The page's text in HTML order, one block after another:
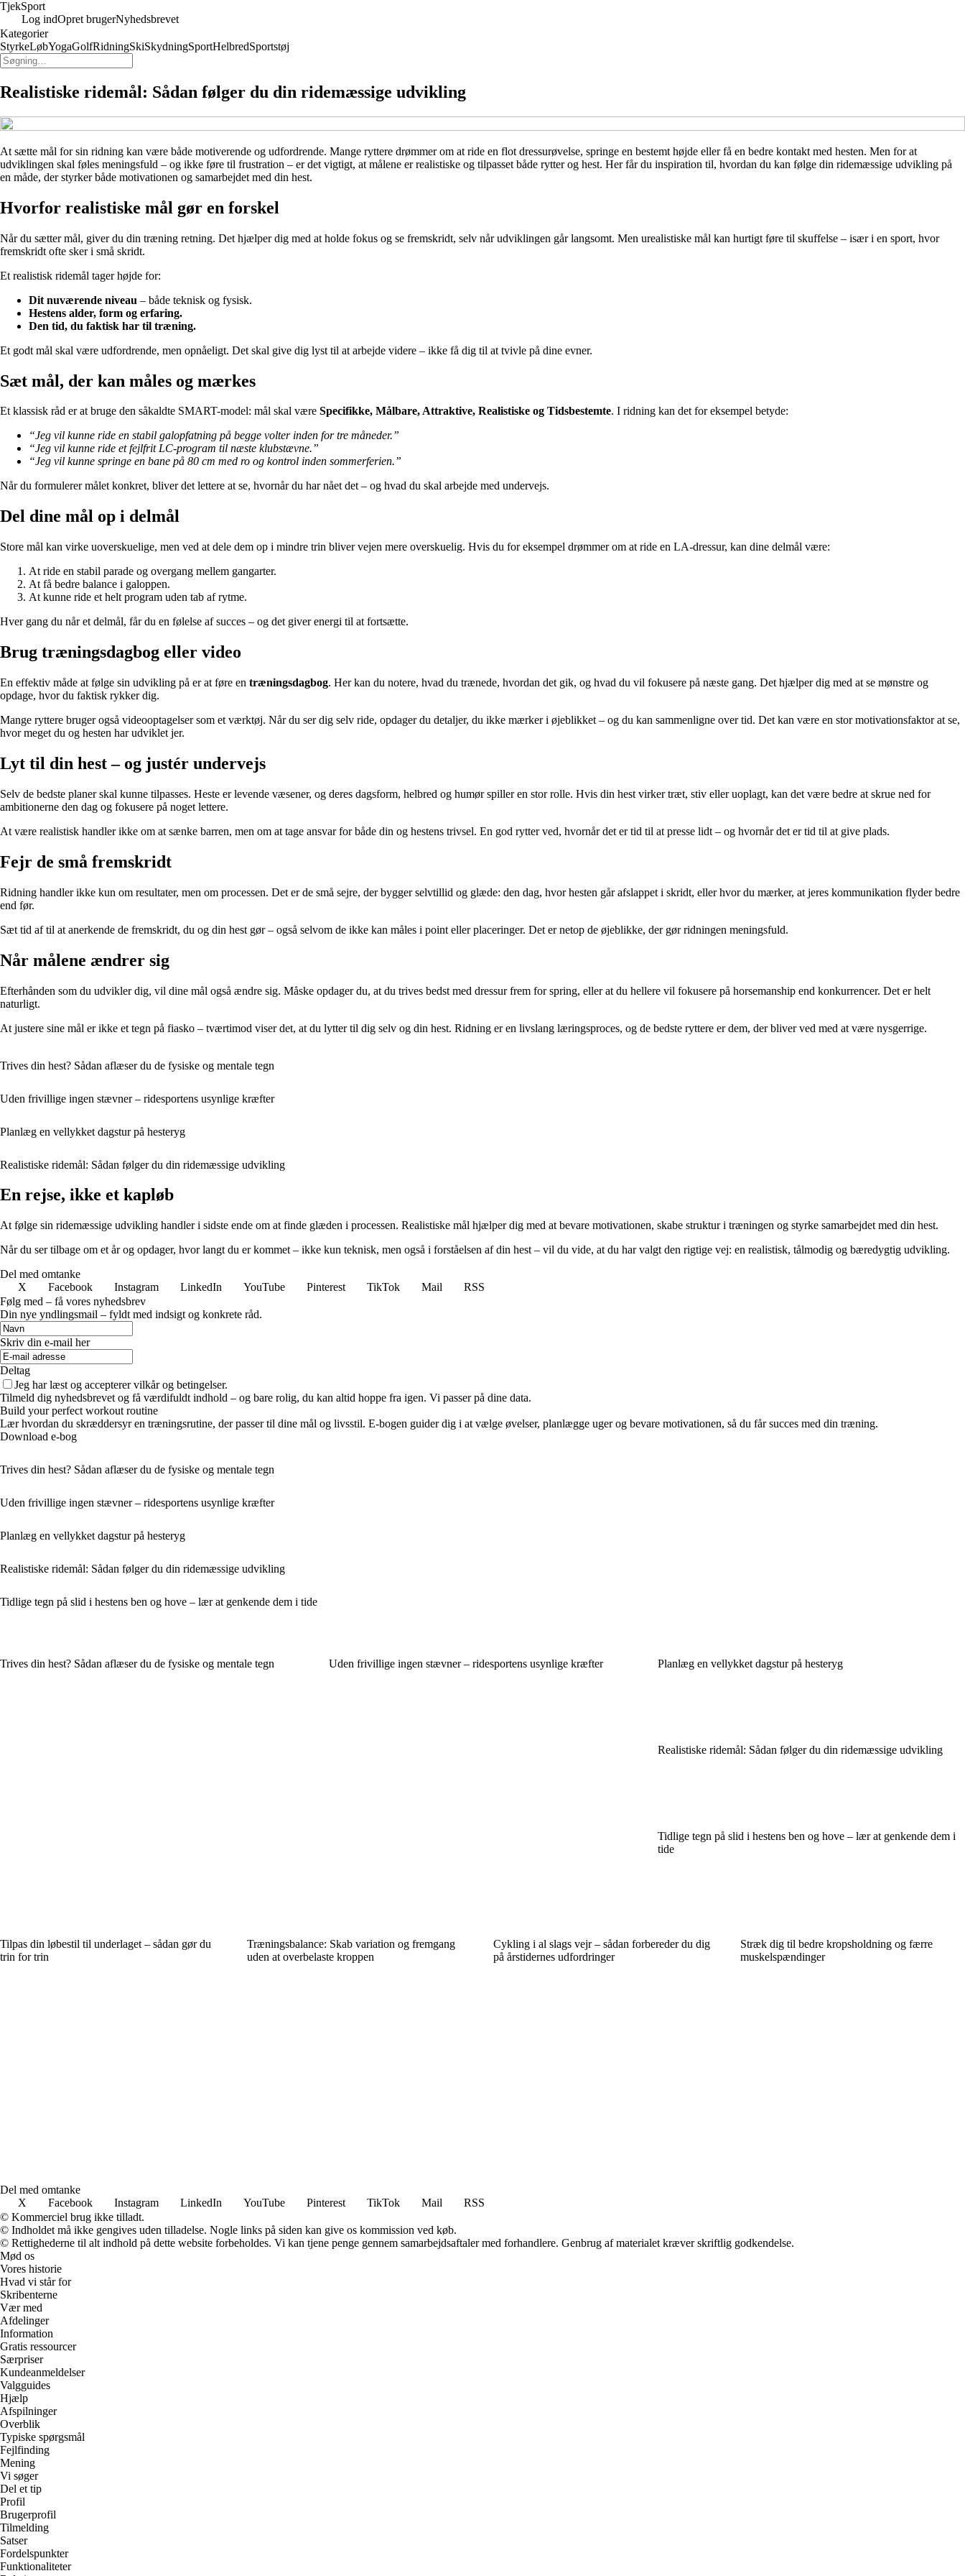
TjekSport
Log indOpret brugerNyhedsbrevet
Kategorier
StyrkeLøbYogaGolfRidningSkiSkydningSportHelbredSportstøj
Realistiske ridemål: Sådan følger du din ridemæssige udvikling
At sætte mål for sin ridning kan være både motiverende og udfordrende. Mange ryttere drømmer om at ride en flot dressurøvelse, springe en bestemt højde eller få en bedre kontakt med hesten. Men for at
udviklingen skal føles meningsfuld – og ikke føre til frustration – er det vigtigt, at målene er realistiske og tilpasset både rytter og hest. Her får du inspiration til, hvordan du kan følge din ridemæssige udvikling på
en måde, der styrker både motivationen og samarbejdet med din hest.
Hvorfor realistiske mål gør en forskel
Når du sætter mål, giver du din træning retning. Det hjælper dig med at holde fokus og se fremskridt, selv når udviklingen går langsomt. Men urealistiske mål kan hurtigt føre til skuffelse – især i en sport, hvor
fremskridt ofte sker i små skridt.
Et realistisk ridemål tager højde for:
Dit nuværende niveau – både teknisk og fysisk.
Hestens alder, form og erfaring.
Den tid, du faktisk har til træning.
Et godt mål skal være udfordrende, men opnåeligt. Det skal give dig lyst til at arbejde videre – ikke få dig til at tvivle på dine evner.
Sæt mål, der kan måles og mærkes
Et klassisk råd er at bruge den såkaldte SMART-model: mål skal være Specifikke, Målbare, Attraktive, Realistiske og Tidsbestemte. I ridning kan det for eksempel betyde:
“Jeg vil kunne ride en stabil galopfatning på begge volter inden for tre måneder.”
“Jeg vil kunne ride et fejlfrit LC-program til næste klubstævne.”
“Jeg vil kunne springe en bane på 80 cm med ro og kontrol inden sommerferien.”
Når du formulerer målet konkret, bliver det lettere at se, hvornår du har nået det – og hvad du skal arbejde med undervejs.
Del dine mål op i delmål
Store mål kan virke uoverskuelige, men ved at dele dem op i mindre trin bliver vejen mere overskuelig. Hvis du for eksempel drømmer om at ride en LA-dressur, kan dine delmål være:
At ride en stabil parade og overgang mellem gangarter.
At få bedre balance i galoppen.
At kunne ride et helt program uden tab af rytme.
Hver gang du når et delmål, får du en følelse af succes – og det giver energi til at fortsætte.
Brug træningsdagbog eller video
En effektiv måde at følge sin udvikling på er at føre en træningsdagbog. Her kan du notere, hvad du trænede, hvordan det gik, og hvad du vil fokusere på næste gang. Det hjælper dig med at se mønstre og
opdage, hvor du faktisk rykker dig.
Mange ryttere bruger også videooptagelser som et værktøj. Når du ser dig selv ride, opdager du detaljer, du ikke mærker i øjeblikket – og du kan sammenligne over tid. Det kan være en stor motivationsfaktor at se,
hvor meget du og hesten har udviklet jer.
Lyt til din hest – og justér undervejs
Selv de bedste planer skal kunne tilpasses. Heste er levende væsener, og deres dagsform, helbred og humør spiller en stor rolle. Hvis din hest virker træt, stiv eller uoplagt, kan det være bedre at skrue ned for
ambitionerne den dag og fokusere på noget lettere.
At være realistisk handler ikke om at sænke barren, men om at tage ansvar for både din og hestens trivsel. En god rytter ved, hvornår det er tid til at presse lidt – og hvornår det er tid til at give plads.
Fejr de små fremskridt
Ridning handler ikke kun om resultater, men om processen. Det er de små sejre, der bygger selvtillid og glæde: den dag, hvor hesten går afslappet i skridt, eller hvor du mærker, at jeres kommunikation flyder bedre
end før.
Sæt tid af til at anerkende de fremskridt, du og din hest gør – også selvom de ikke kan måles i point eller placeringer. Det er netop de øjeblikke, der gør ridningen meningsfuld.
Når målene ændrer sig
Efterhånden som du udvikler dig, vil dine mål også ændre sig. Måske opdager du, at du trives bedst med dressur frem for spring, eller at du hellere vil fokusere på horsemanship end konkurrencer. Det er helt
naturligt.
At justere sine mål er ikke et tegn på fiasko – tværtimod viser det, at du lytter til dig selv og din hest. Ridning er en livslang læringsproces, og de bedste ryttere er dem, der bliver ved med at være nysgerrige.
Trives din hest? Sådan aflæser du de fysiske og mentale tegn
Uden frivillige ingen stævner – ridesportens usynlige kræfter
Planlæg en vellykket dagstur på hesteryg
Realistiske ridemål: Sådan følger du din ridemæssige udvikling
En rejse, ikke et kapløb
At følge sin ridemæssige udvikling handler i sidste ende om at finde glæden i processen. Realistiske mål hjælper dig med at bevare motivationen, skabe struktur i træningen og styrke samarbejdet med din hest.
Når du ser tilbage om et år og opdager, hvor langt du er kommet – ikke kun teknisk, men også i forståelsen af din hest – vil du vide, at du har valgt den rigtige vej: en realistisk, tålmodig og bæredygtig udvikling.
Del med omtanke
X
Facebook Instagram LinkedIn YouTube Pinterest TikTok Mail
RSS
Følg med – få vores nyhedsbrev
Din nye yndlingsmail – fyldt med indsigt og konkrete råd.
Skriv din e-mail her
Deltag
Jeg har læst og accepterer vilkår og betingelser.
Tilmeld dig nyhedsbrevet og få værdifuldt indhold – og bare rolig, du kan altid hoppe fra igen. Vi passer på dine data.
Build your perfect workout routine
Lær hvordan du skræddersyr en træningsrutine, der passer til dine mål og livsstil. E-bogen guider dig i at vælge øvelser, planlægge uger og bevare motivationen, så du får succes med din træning.
Download e-bog
Trives din hest? Sådan aflæser du de fysiske og mentale tegn
Uden frivillige ingen stævner – ridesportens usynlige kræfter
Planlæg en vellykket dagstur på hesteryg
Realistiske ridemål: Sådan følger du din ridemæssige udvikling
Tidlige tegn på slid i hestens ben og hove – lær at genkende dem i tide
Trives din hest? Sådan aflæser du de fysiske og mentale tegn Uden frivillige ingen stævner – ridesportens usynlige kræfter Planlæg en vellykket dagstur på hesteryg
Realistiske ridemål: Sådan følger du din ridemæssige udvikling
Tidlige tegn på slid i hestens ben og hove – lær at genkende dem i
tide
Tilpas din løbestil til underlaget – sådan gør du
trin for trin
Træningsbalance: Skab variation og fremgang
uden at overbelaste kroppen
Cykling i al slags vejr – sådan forbereder du dig
på årstidernes udfordringer
Stræk dig til bedre kropsholdning og færre
muskelspændinger
Del med omtanke
X
Facebook Instagram LinkedIn YouTube Pinterest TikTok Mail
RSS
© Kommerciel brug ikke tilladt.
© Indholdet må ikke gengives uden tilladelse. Nogle links på siden kan give os kommission ved køb.
© Rettighederne til alt indhold på dette website forbeholdes. Vi kan tjene penge gennem samarbejdsaftaler med forhandlere. Genbrug af materialet kræver skriftlig godkendelse.
Mød os
Vores historie
Hvad vi står for
Skribenterne
Vær med
Afdelinger
Information
Gratis ressourcer
Særpriser
Kundeanmeldelser
Valgguides
Hjælp
Afspilninger
Overblik
Typiske spørgsmål
Fejlfinding
Mening
Vi søger
Del et tip
Profil
Brugerprofil
Tilmelding
Satser
Fordelspunkter
Funktionaliteter